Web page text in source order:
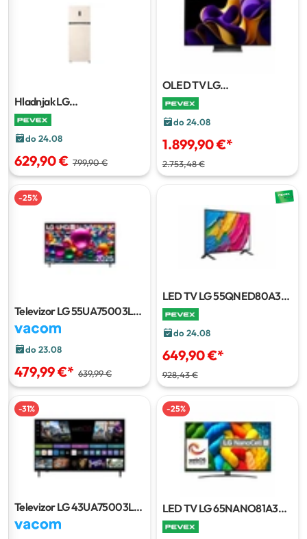
Hladnjak LG
GTBV44PYBKD /
GTBV44SEBKD
do 24.08
629,90 € 799,90 €
OLED TV LG
OLED65C51LA.AEU
do 24.08
1.899,90 €*
2.753,48 €
-25%
Televizor LG 55UA75003LA
55"/139 cm
do 23.08
479,99 €* 639,99 €
LED TV LG 55QNED80A3A
139 cm
do 24.08
649,90 €*
928,43 €
-31%
Televizor LG 43UA75003LA
43"/109 cm
-25%
LED TV LG 65NANO81A3A
164 cm